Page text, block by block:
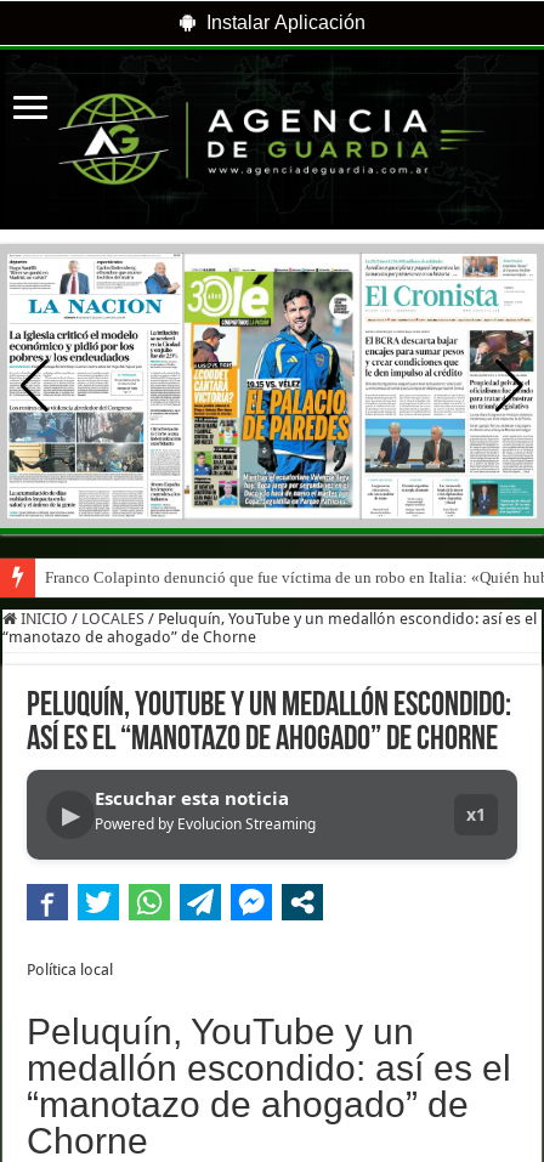
Instalar Aplicación
Franco Colapinto denunció que fue víctima de un robo en Italia: «Quién
INICIO / LOCALES / Peluquín, YouTube y un medallón escondido: así es el
“manotazo de ahogado” de Chorne
Peluquín, YouTube y un medallón escondido:
así es el “manotazo de ahogado” de Chorne
▶
Escuchar esta noticia
Powered by Evolucion Streaming x1
Política local
Peluquín, YouTube y un
medallón escondido: así es el
“manotazo de ahogado” de
Chorne